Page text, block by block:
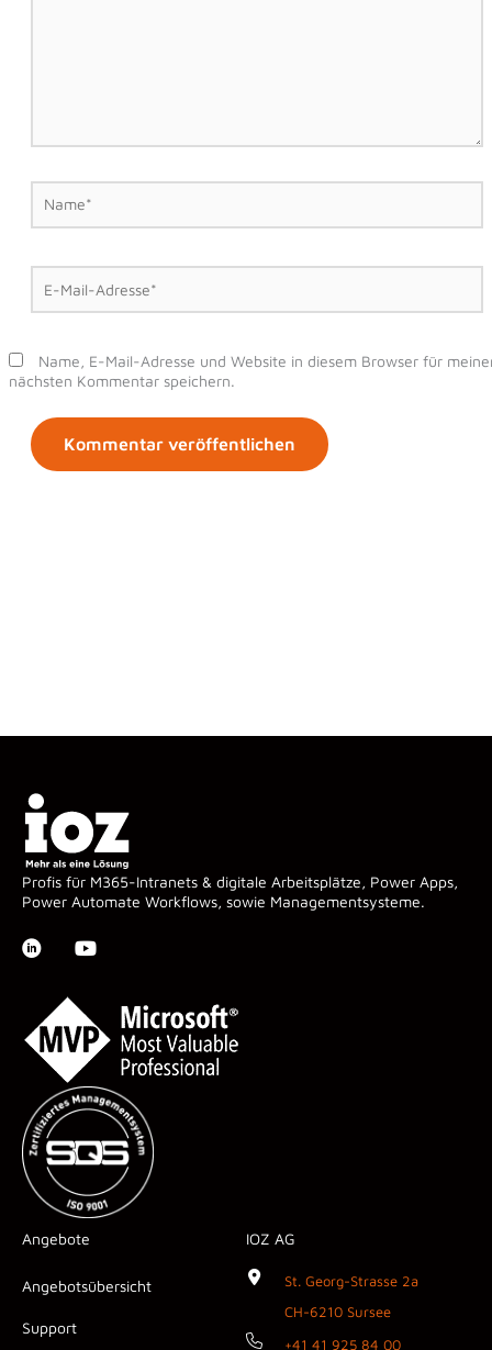
Name*
E-
Mail-
Adresse*
Name, E-Mail-Adresse und Website in diesem Browser für
nächsten Kommentar speichern.
Profis für M365-Intranets & digitale Arbeitsplätze, Power Apps,
Power Automate Workflows, sowie Managementsysteme.
Angebote
Angebotsübersicht
Support
IOZ AG
St. Georg-Strasse 2a
CH-6210 Sursee
+41 41 925 84 00